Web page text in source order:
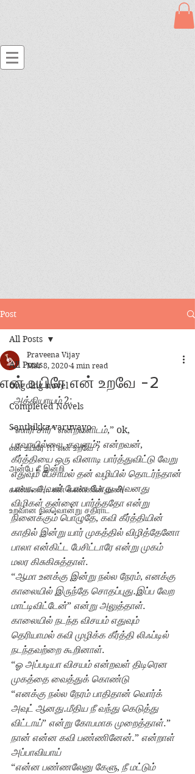
Post
All Posts
Ongoing novel
Completed Novels
Santhikka varuvayo
என் உயிரே !!! என் உறவே ?
அன்பே நீ இன்றி
கண்மணி... என் கண்ணின் மணி
உறவான நிலவொன்று சதிராட
All Posts
என் உயிரே என் உறவே -2
Praveena Vijay
Mar 8, 2020 4 min read
அத்தியாயம் 2:
“ஸாரி சார்” என்றவளிடம்,” ok,
பரவாயில்லை, கவனம்” என்றவன்,
கீர்த்தியை ஒரு வினாடி பார்த்துவிட்டு வேறு
எதுவும் பேசாமல் தன் வழியில் தொடர்ந்தான்
பாலா. அவன் போன போது அவனது
விழிகள் தன்னை பார்த்ததோ என்று
நினைக்கும் பொழுதே, கவி கீர்த்தியின்
காதில் இன்று யார் முகத்தில் விழித்தேனோ
பாலா என்கிட்ட பேசிட்டாரே என்று முகம்
மலர கிசுகிசுத்தாள்.
“ஆமா உனக்கு இன்று நல்ல நேரம், எனக்கு
காலையில் இருந்தே சொதப்புது.இப்ப வேற
மாட்டிவிட்டேன்” என்று அலுத்தாள்.
காலையில் நடந்த விசயம் எதுவும்
தெரியாமல் கவி முழிக்க கீர்த்தி லிஃப்டில்
நடந்தவற்றை கூறினாள்.
“ஓ அப்படியா விசயம் என்றவள் திடிரென
முகத்தை வைத்துக் கொண்டு
“எனக்கு நல்ல நேரம் பாதிதான் வொர்க்
அவுட் ஆனது.மீதிய நீ வந்து கெடுத்து
விட்டாய்” என்று கோபமாக‌ முறைத்தாள்.”
நான் என்ன கவி பண்ணினேன்.” என்றாள்
அப்பாவியாய்
“என்ன பண்ணலேனு கேளு, நீ மட்டும்